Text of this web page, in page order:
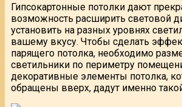
Гипсокартонные потолки дают
возможность расширить световой
установить на разных уровнях
вашему вкусу. Чтобы сделать
парящего потолка, необходимо
светильники по периметру
декоративные элементы потолка,
обращены вверх, дадут именно